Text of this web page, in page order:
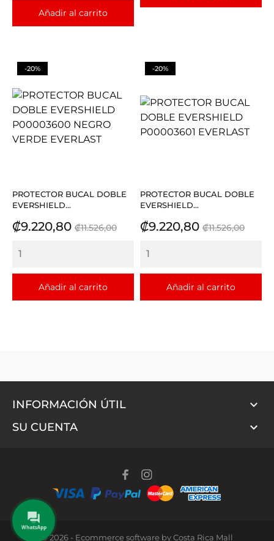
Añadir al carrito
PROTECTOR BUCAL DOBLE
EVERSHIELD...
Precio
₡9.220,80 Precio
₡11.526,00
Añadir al carrito
-20%
PROTECTOR BUCAL DOBLE
EVERSHIELD...
Precio
₡9.220,80 Precio
₡11.526,00
Añadir al carrito
-20%
INFORMACIÓN ÚTIL 
SU CUENTA 
© 2026 - Ecommerce software by Costa Rica Mall
WhatsApp